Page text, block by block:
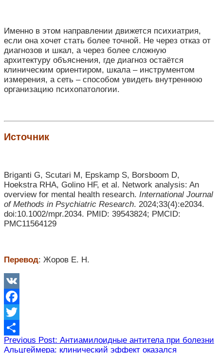
Именно в этом направлении движется психиатрия,
если она хочет стать более точной. Не через отказ от
диагнозов и шкал, а через более сложную
архитектуру объяснения, где диагноз остаётся
клиническим ориентиром, шкала – инструментом
измерения, а сеть – способом увидеть внутреннюю
организацию психопатологии.
Источник
Briganti G, Scutari M, Epskamp S, Borsboom D,
Hoekstra RHA, Golino HF, et al. Network analysis: An
overview for mental health research. International Journal
of Methods in Psychiatric Research. 2024;33(4):e2034.
doi:10.1002/mpr.2034. PMID: 39543824; PMCID:
PMC11564129
Перевод: Жоров Е. Н.
VK
Facebook
Twitter
Отправить
Навигация
Previous Post: Антиамилоидные антитела при болезни
Альцгеймера: клинический эффект оказался